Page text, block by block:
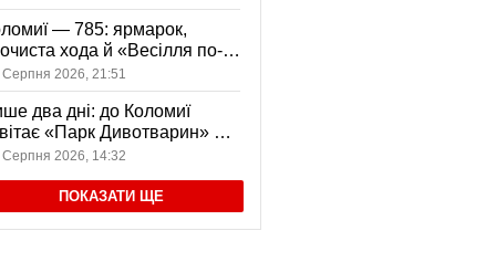
— 785: ярмарок,
хода й «Весілля по-
— чим
День міста
Серпня 2026, 21:51
два дні: до Коломиї
«Парк Дивотварин» — і
безкоштовний
Серпня 2026, 14:32
ПОКАЗАТИ ЩЕ